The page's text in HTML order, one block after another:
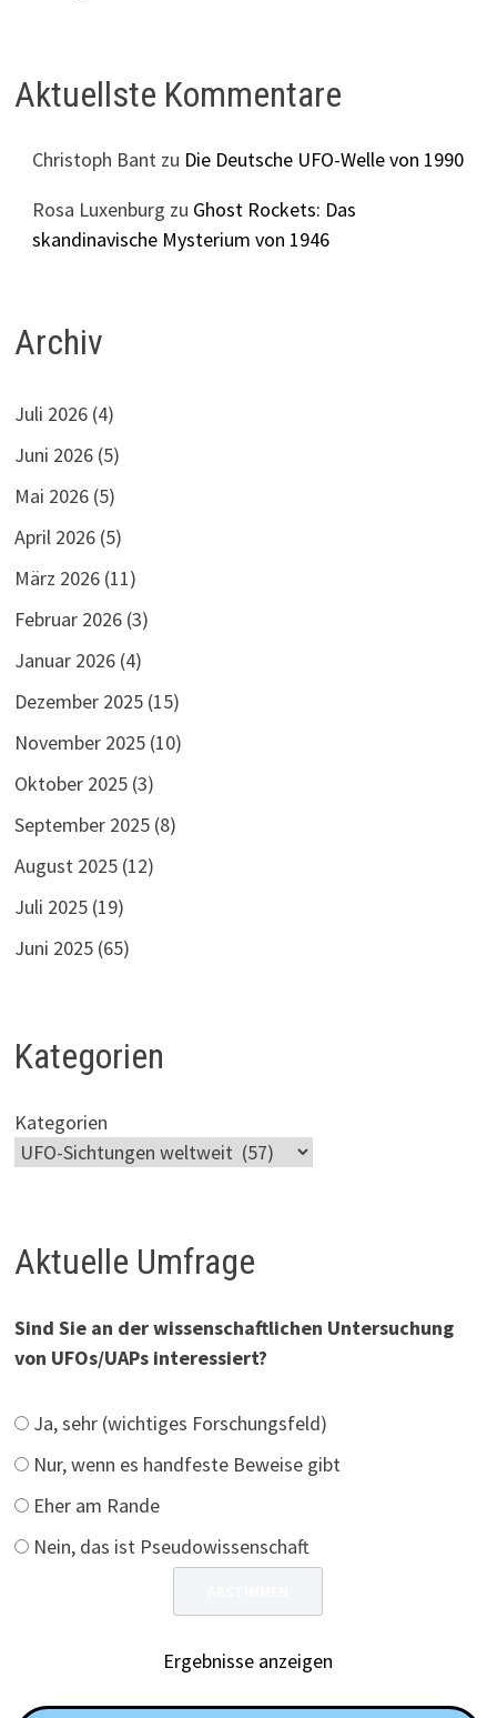
Aktuellste Kommentare
Christoph Bant zu Die Deutsche UFO-Welle von 1990
Rosa Luxenburg zu Ghost Rockets: Das
skandinavische Mysterium von 1946
Archiv
Juli 2026 (4)
Juni 2026 (5)
Mai 2026 (5)
April 2026 (5)
März 2026 (11)
Februar 2026 (3)
Januar 2026 (4)
Dezember 2025 (15)
November 2025 (10)
Oktober 2025 (3)
September 2025 (8)
August 2025 (12)
Juli 2025 (19)
Juni 2025 (65)
Kategorien
Kategorien
Aktuelle Umfrage
Sind Sie an der wissenschaftlichen Untersuchung
von UFOs/UAPs interessiert?
Ja, sehr (wichtiges Forschungsfeld)
Nur, wenn es handfeste Beweise gibt
Eher am Rande
Nein, das ist Pseudowissenschaft
Ergebnisse anzeigen